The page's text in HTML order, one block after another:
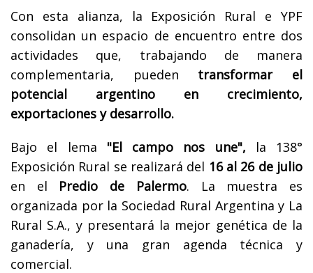
Con esta alianza, la Exposición Rural e YPF
consolidan un espacio de encuentro entre dos
actividades que, trabajando de manera
complementaria, pueden transformar el
potencial argentino en crecimiento,
exportaciones y desarrollo.
Bajo el lema "El campo nos une", la 138°
Exposición Rural se realizará del 16 al 26 de julio
en el Predio de Palermo. La muestra es
organizada por la Sociedad Rural Argentina y La
Rural S.A., y presentará la mejor genética de la
ganadería, y una gran agenda técnica y
comercial.